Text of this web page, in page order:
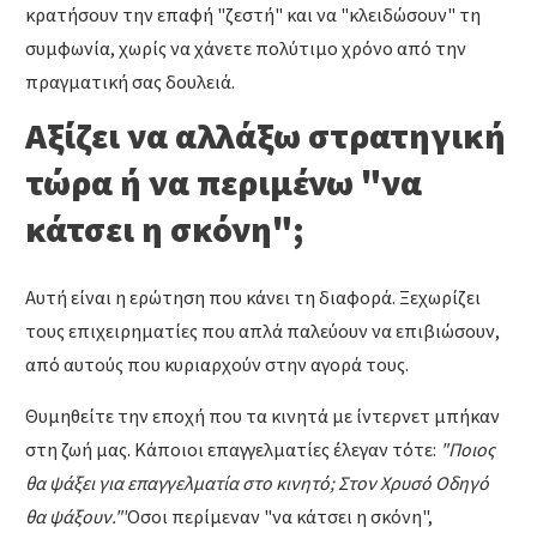
κρατήσουν την επαφή "ζεστή" και να "κλειδώσουν" τη
συμφωνία, χωρίς να χάνετε πολύτιμο χρόνο από την
πραγματική σας δουλειά.
Αξίζει να αλλάξω στρατηγική
τώρα ή να περιμένω "να
κάτσει η σκόνη";
Αυτή είναι η ερώτηση που κάνει τη διαφορά. Ξεχωρίζει
τους επιχειρηματίες που απλά παλεύουν να επιβιώσουν,
από αυτούς που κυριαρχούν στην αγορά τους.
Θυμηθείτε την εποχή που τα κινητά με ίντερνετ μπήκαν
στη ζωή μας. Κάποιοι επαγγελματίες έλεγαν τότε: "Ποιος
θα ψάξει για επαγγελματία στο κινητό; Στον Χρυσό Οδηγό
θα ψάξουν."Όσοι περίμεναν "να κάτσει η σκόνη",